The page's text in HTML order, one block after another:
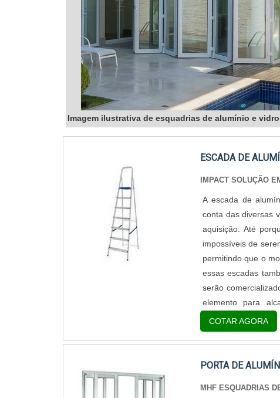
Imagem ilustrativa de esquadrias de alumínio e vidro
ESCADA DE
IMPACT SOLUÇÃO
A escada de
conta das diversas
aquisição. Até
impossíveis de
permitindo que o
essas escadas
serão
elemento para
comércios, as
muita segurança
a pessoa tenha
escada. MAIS
benefício para
COTAR AGORA
PORTA DE
MHF ESQUADRIAS